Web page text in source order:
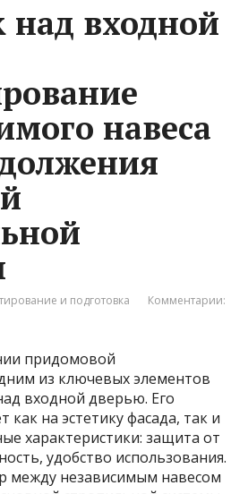
над входной
навеса
и подготовка
Комментарии:
придомовой
из ключевых элементов
входной дверью. Его
как на эстетику фасада, так и
характеристики: защита от
удобство использования.
между независимым навесом